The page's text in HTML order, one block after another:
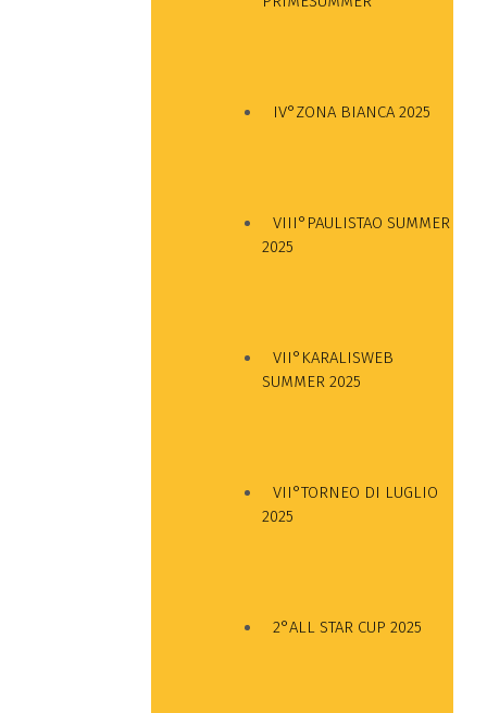
IV°ZONA BIANCA 2025
VIII°PAULISTAO SUMMER
2025
VII°KARALISWEB
SUMMER 2025
VII°TORNEO DI LUGLIO
2025
2°ALL STAR CUP 2025